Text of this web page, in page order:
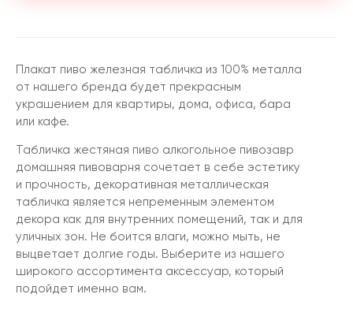
Плакат пиво железная табличка из 100% металла
от нашего бренда будет прекрасным
украшением для квартиры, дома, офиса, бара
или кафе.
Табличка жестяная пиво алкогольное пивозавр
домашняя пивоварня сочетает в себе эстетику
и прочность, декоративная металлическая
табличка является непременным элементом
декора как для внутренних помещений, так и для
уличных зон. Не боится влаги, можно мыть, не
выцветает долгие годы. Выберите из нашего
широкого ассортимента аксессуар, который
подойдет именно вам.